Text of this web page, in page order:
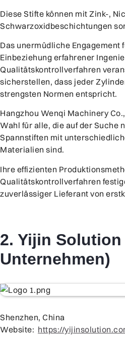
Diese Stifte können mit Zink-,
Schwarzoxidbeschichtungen
Das unermüdliche Engagement
Einbeziehung erfahrener
Qualitätskontrollverfahren
sicherstellen, dass jeder
strengsten Normen entspricht.
Hangzhou Wenqi Machinery
Wahl für alle, die auf der Suche
Spannstiften mit
Materialien sind.
Ihre effizienten
Qualitätskontrollverfahren
zuverlässiger Lieferant von
2. Yijin Solution
Unternehmen)
Shenzhen, China
Website: https://